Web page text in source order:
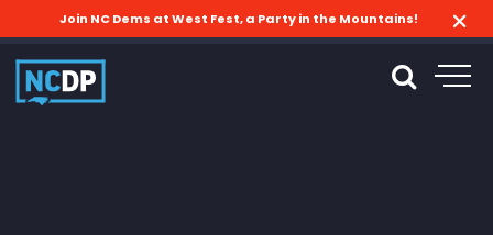
Join NC Dems at West Fest, a Party in the Mountains!